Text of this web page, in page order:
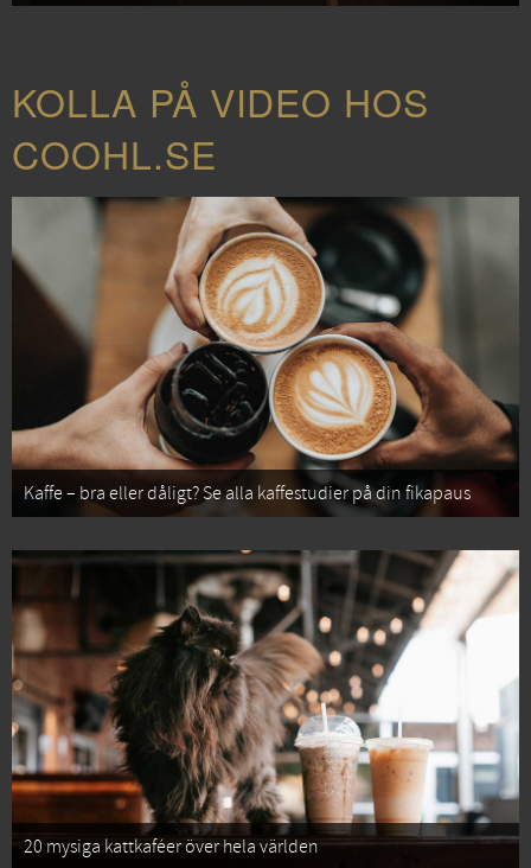
KOLLA PÅ VIDEO HOS
COOHL.SE
Kaffe – bra eller dåligt? Se alla kaffestudier på din fikapaus
20 mysiga kattkaféer över hela världen